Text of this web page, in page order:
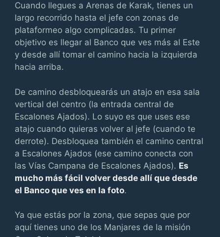
Cuando llegues a Arenas de Karak, tienes un
largo recorrido hasta el jefe con zonas de
plataformeo algo complicadas. Tu primer
objetivo es llegar al Banco que ves más al Este
y desde allí tomar el camino hacia la izquierda
hacia arriba.
De camino desbloquearás un atajo en esa sala
vertical del centro (la entrada central de
Escalones Ajados). Lo suyo es que uses ese
atajo cuando quieras volver al jefe (cuando te
derrote). Desbloquea también el camino central
a Escalones Ajados (ese camino conecta con
las Vías Campana de Escalones Ajados). Es
mucho más fácil volver desde allí que desde
el Banco que ves en la foto.
Ya que estás por la zona, que sepas que por
aquí tienes uno de los Manjares de la misión